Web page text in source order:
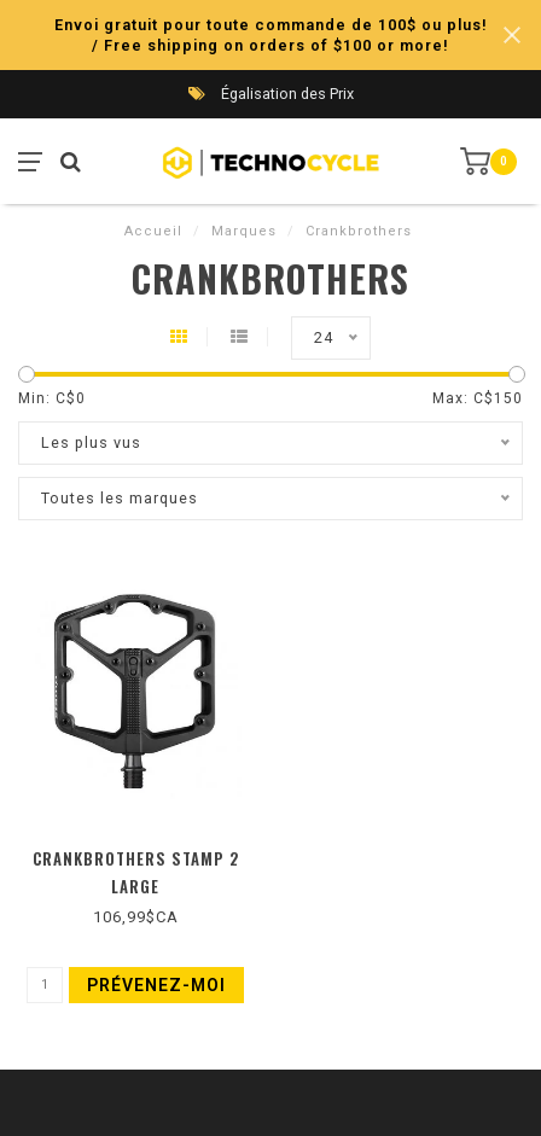
Envoi gratuit pour toute commande de 100$ ou plus!
/ Free shipping on orders of $100 or more!
Égalisation des Prix
0
Accueil / Marques / Crankbrothers
CRANKBROTHERS
24
Min: C$0 Max: C$ 150
Les plus vus
Toutes les marques
CRANKBROTHERS STAMP 2
LARGE
106,99$CA
PRÉVENEZ-MOI